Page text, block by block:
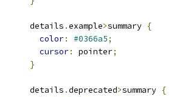
      details
.example>summary {
color: #0366a5;
cursor: pointer;
}
      details
.deprecated>summary {